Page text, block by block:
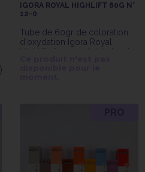
IGORA ROYAL HIGHLIFT 60G N°
12-0
Tube de 60gr de coloration
d'oxydation Igora Royal
Highlift n°12-0 spécial blonde